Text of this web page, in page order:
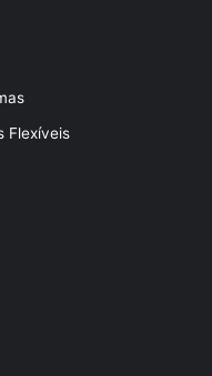
Flexíveis